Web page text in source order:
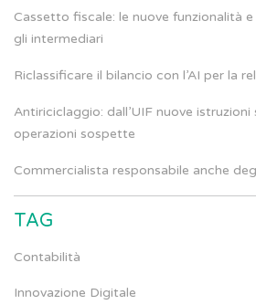
Cassetto fiscale: le nuove funzionalità
gli intermediari
Riclassificare il bilancio con l’AI per la
Antiriciclaggio: dall’UIF nuove istruzioni
operazioni sospette
Commercialista responsabile anche
TAG
Contabilità
Innovazione Digitale